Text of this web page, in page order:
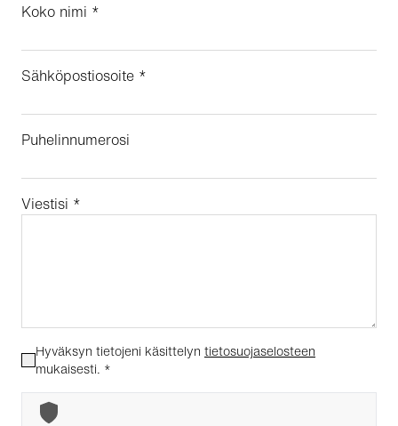
Koko nimi *
Sähköpostiosoite *
Puhelinnumerosi
Viestisi *
Hyväksyn tietojeni käsittelyn tietosuojaselosteen
mukaisesti. *